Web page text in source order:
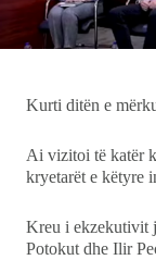
Teknologji
Udhëtime
DuVideo
Kurti ditën e
Ai vizitoi të katër
kryetarët e këtyre
Kreu i ekzekutivit
Potokut dhe Ilir